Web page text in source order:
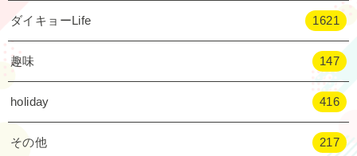
ダイキョーLife 1621
趣味 147
holiday 416
その他 217